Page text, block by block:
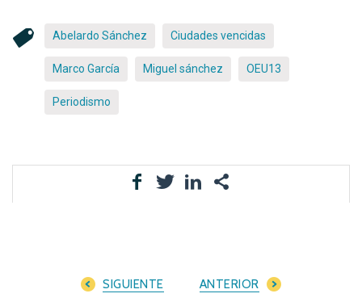
Abelardo Sánchez Ciudades vencidas
Marco García Miguel sánchez OEU13
Periodismo
SIGUIENTE ANTERIOR